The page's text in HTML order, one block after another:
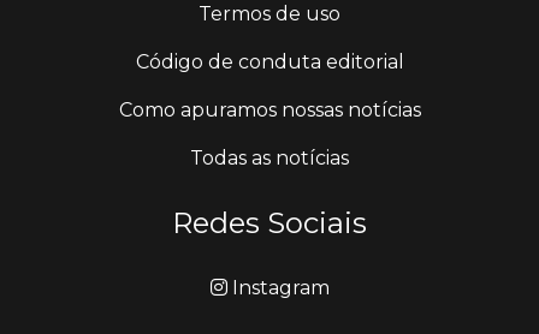
Termos de uso
Código de conduta editorial
Como apuramos nossas notícias
Todas as notícias
Redes Sociais
Instagram